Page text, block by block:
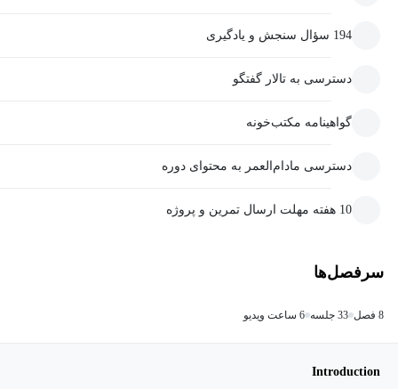
194 سؤال سنجش و یادگیری
دسترسی به تالار گفتگو
گواهینامه مکتب‌خونه
دسترسی مادام‌العمر به محتوای دوره
10 هفته مهلت ارسال تمرین و پروژه
سرفصل‌ها
8 فصل 33 جلسه 6 ساعت ویدیو
Introduction